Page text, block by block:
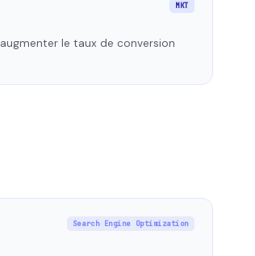
MKT
le taux de conversion
Search Engine Optimization